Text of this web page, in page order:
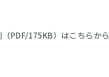
（PDF/175KB）はこちらから